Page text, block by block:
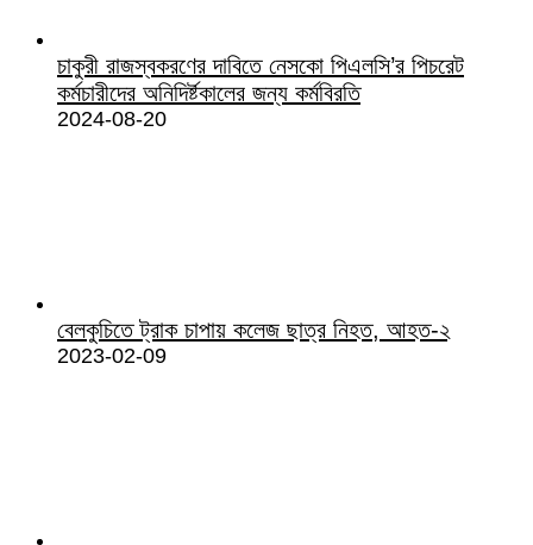
চাকুরী রাজস্বকরণের দাবিতে নেসকো পিএলসি’র পিচরেট
কর্মচারীদের অনিদির্ষ্টকালের জন্য কর্মবিরতি
2024-08-20
বেলকুচিতে ট্রাক চাপায় কলেজ ছাত্র নিহত, আহত-২
2023-02-09